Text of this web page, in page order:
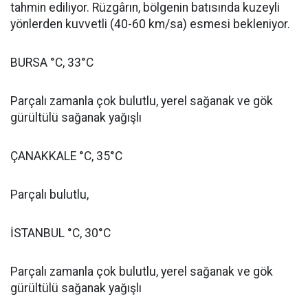
tahmin ediliyor. Rüzgârın, bölgenin batısında kuzeyli
yönlerden kuvvetli (40-60 km/sa) esmesi bekleniyor.
BURSA °C, 33°C
Parçalı zamanla çok bulutlu, yerel sağanak ve gök
gürültülü sağanak yağışlı
ÇANAKKALE °C, 35°C
Parçalı bulutlu,
İSTANBUL °C, 30°C
Parçalı zamanla çok bulutlu, yerel sağanak ve gök
gürültülü sağanak yağışlı